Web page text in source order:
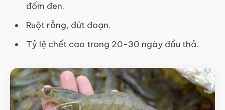
đốm đen.
Ruột rỗng, đứt đoạn.
Tỷ lệ chết cao trong 20-30 ngày đầu thả.